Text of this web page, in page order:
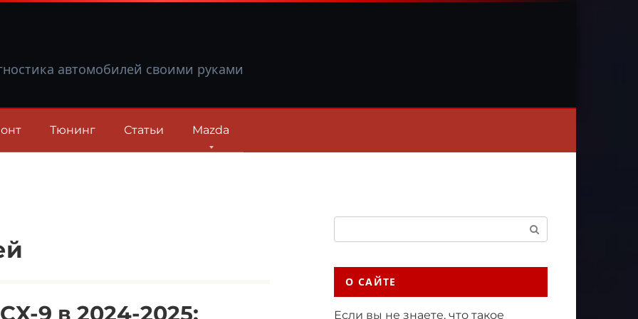
автомобилей своими руками
Тюнинг Статьи Mazda
9 в 2024-2025:
О САЙТЕ
Если вы не знаете, что такое